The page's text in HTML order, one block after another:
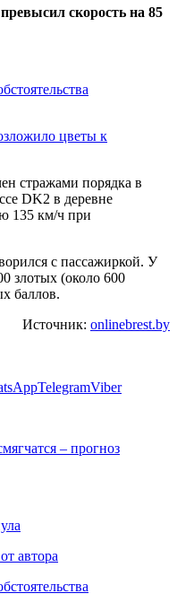
цветы к
стражами порядка в
DK2 в деревне
135 км/ч при
с пассажиркой. У
злотых (около 600
баллов.
Источник: onlinebrest.by
TelegramViber
– прогноз
автора